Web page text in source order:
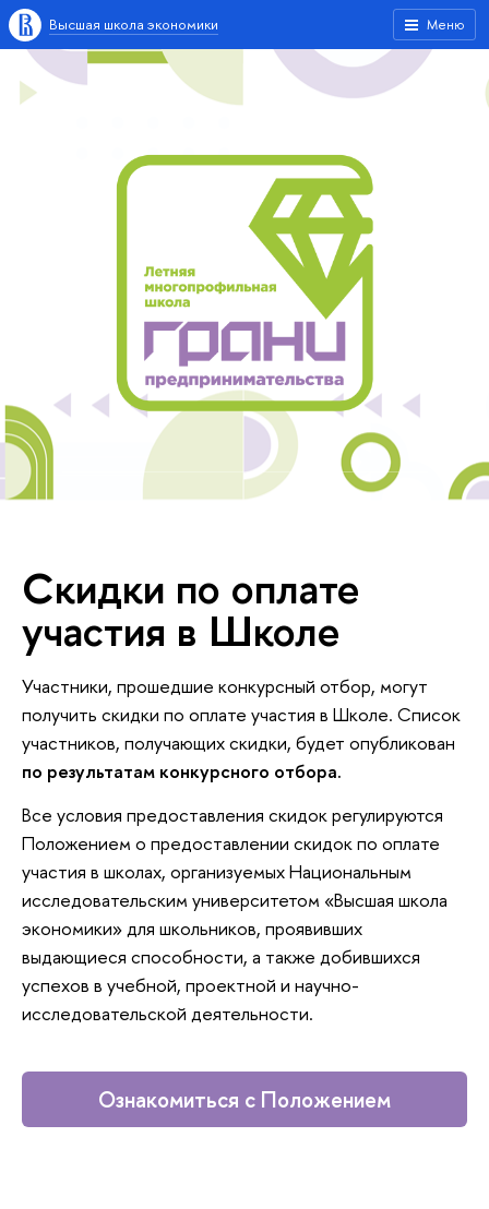
Меню
Высшая школа экономики
Скидки по оплате
участия в Школе
Участники, прошедшие конкурсный отбор, могут
получить скидки по оплате участия в Школе. Список
участников, получающих скидки, будет опубликован
по результатам конкурсного отбора.
Все условия предоставления скидок регулируются
Положением о предоставлении скидок по оплате
участия в школах, организуемых Национальным
исследовательским университетом «Высшая школа
экономики» для школьников, проявивших
выдающиеся способности, а также добившихся
успехов в учебной, проектной и научно-
исследовательской деятельности.
Ознакомиться с Положением